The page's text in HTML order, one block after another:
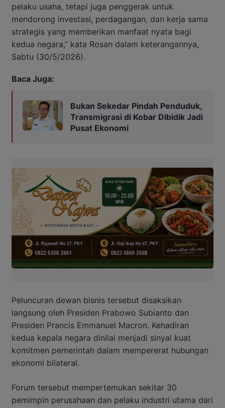
pelaku usaha, tetapi juga penggerak untuk
mendorong investasi, perdagangan, dan kerja sama
strategis yang memberikan manfaat nyata bagi
kedua negara,” kata Rosan dalam keterangannya,
Sabtu (30/5/2026).
Baca Juga:
Bukan Sekedar Pindah Penduduk,
Transmigrasi di Kobar Dibidik Jadi
Pusat Ekonomi
Peluncuran dewan bisnis tersebut disaksikan
langsung oleh Presiden Prabowo Subianto dan
Presiden Prancis Emmanuel Macron. Kehadiran
kedua kepala negara dinilai menjadi sinyal kuat
komitmen pemerintah dalam mempererat hubungan
ekonomi bilateral.
Forum tersebut mempertemukan sekitar 30
pemimpin perusahaan dan pelaku industri utama dari